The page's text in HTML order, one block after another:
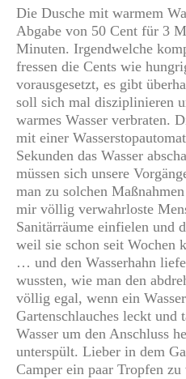
Die Dusche mit warmem
Abgabe von 50 Cent für 3
Minuten. Irgendwelche
fressen die Cents wie
vorausgesetzt, es gibt
soll sich mal disziplinieren
warmes Wasser verbraten.
mit einer
Sekunden das Wasser
müssen sich unsere
man zu solchen
mir völlig verwahrloste
Sanitärräume einfielen und
weil sie schon seit Wochen
… und den Wasserhahn
wussten, wie man den
völlig egal, wenn ein
Gartenschlauches leckt und
Wasser um den Anschluss
unterspült. Lieber in dem
Camper ein paar Tropfen